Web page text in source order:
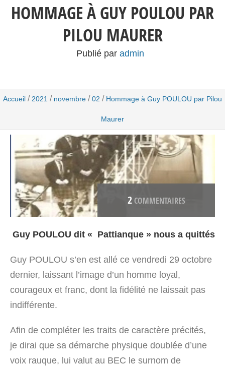
HOMMAGE À GUY POULOU PAR
PILOU MAURER
Publié par admin
Accueil / 2021 / novembre / 02 / Hommage à Guy POULOU par Pilou
Maurer
2COMMENTAIRES
Guy POULOU dit « Pattianque » nous a quittés
Guy POULOU s’en est allé ce vendredi 29 octobre
dernier, laissant l’image d’un homme loyal,
courageux et franc, dont la fidélité ne laissait pas
indifférente.
Afin de compléter les traits de caractère précités,
je dirai que sa démarche physique doublée d’une
voix rauque, lui valut au BEC le surnom de